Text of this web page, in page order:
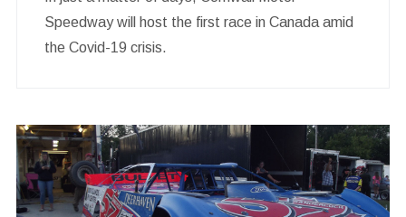
Speedway will host the first race in Canada amid
the Covid-19 crisis.